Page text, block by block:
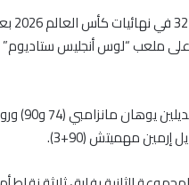
والهرسك المنقوصة 4-1 الخميس على ملعب